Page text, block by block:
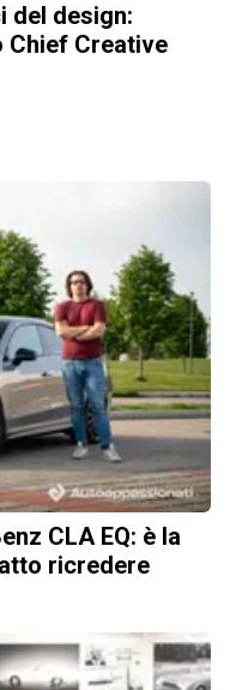
del design:
Chief Creative
CLA EQ: è la
ricredere